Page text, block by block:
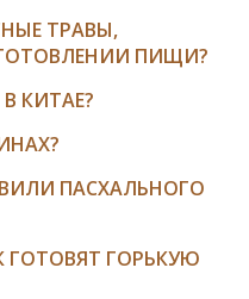
ТРАВЫ,
ПИЩИ?
КИТАЕ?
ПАСХАЛЬНОГО
ГОТОВЯТ ГОРЬКУЮ